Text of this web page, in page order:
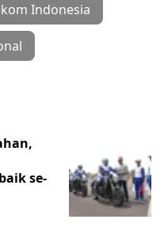
Indonesia
se-